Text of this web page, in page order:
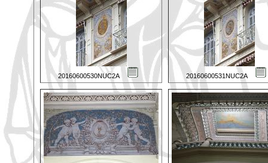
20160600530NUC2A 20160600531NUC2A